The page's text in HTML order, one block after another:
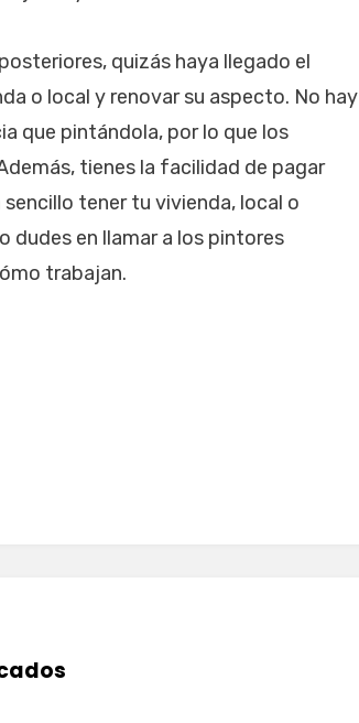
quizás haya llegado el
o local y renovar su aspecto. No hay
que pintándola, por lo que los
tienes la facilidad de pagar
tener tu vivienda, local o
dudes en llamar a los pintores
trabajan.